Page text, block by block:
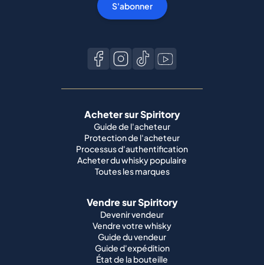
S'abonner
Acheter sur Spiritory
Guide de l'acheteur
Protection de l'acheteur
Processus d'authentification
Acheter du whisky populaire
Toutes les marques
Vendre sur Spiritory
Devenir vendeur
Vendre votre whisky
Guide du vendeur
Guide d'expédition
État de la bouteille